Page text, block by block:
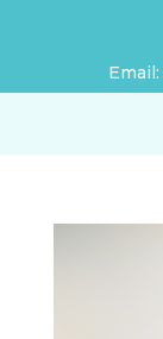
Email: